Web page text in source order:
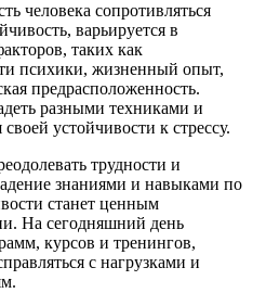
человека сопротивляться
варьируется в
таких как
психики, жизненный опыт,
предрасположенность.
разными техниками и
устойчивости к стрессу.
трудности и
знаниями и навыками по
станет ценным
На сегодняшний день
курсов и тренингов,
с нагрузками и